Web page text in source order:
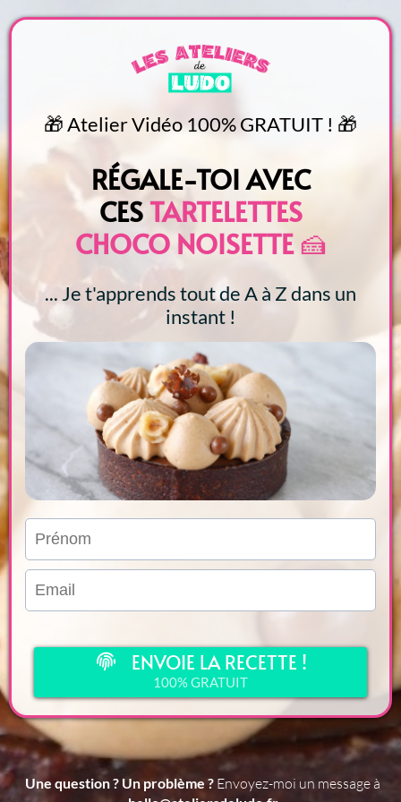
🎁 Atelier Vidéo 100% GRATUIT ! 🎁
RÉGALE-TOI AVEC
CESTARTELETTES
CHOCO NOISETTE‍🍰
... Je t'apprends tout de A à Z dans un
instant !
ENVOIE LA RECETTE !
100% GRATUIT
Une question ? Un problème ? Envoyez-moi un message à